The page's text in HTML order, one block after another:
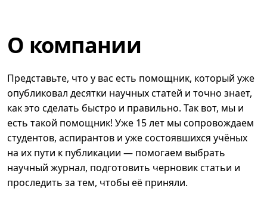
О компании
Представьте, что у вас есть помощник, который уже
опубликовал десятки научных статей и точно знает,
как это сделать быстро и правильно. Так вот, мы и
есть такой помощник! Уже 15 лет мы сопровождаем
студентов, аспирантов и уже состоявшихся учёных
на их пути к публикации — помогаем выбрать
научный журнал, подготовить черновик статьи и
проследить за тем, чтобы её приняли.